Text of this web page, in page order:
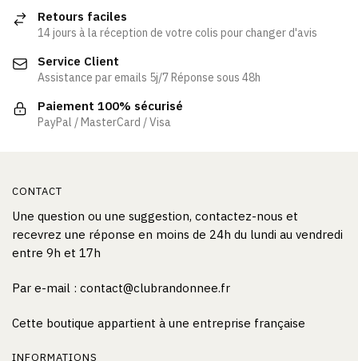
Retours faciles
14 jours à la réception de votre colis pour changer d'avis
Service Client
Assistance par emails 5j/7 Réponse sous 48h
Paiement 100% sécurisé
PayPal / MasterCard / Visa
CONTACT
Une question ou une suggestion, contactez-nous et
recevrez une réponse en moins de 24h du lundi au vendredi
entre 9h et 17h
Par e-mail : contact@clubrandonnee.fr
Cette boutique appartient à une entreprise française
INFORMATIONS